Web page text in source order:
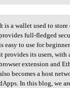
a wallet used
is a wallet used to
full-fledged
easy to use for
provides its users, with
extension and
becomes a host
In this blog, we